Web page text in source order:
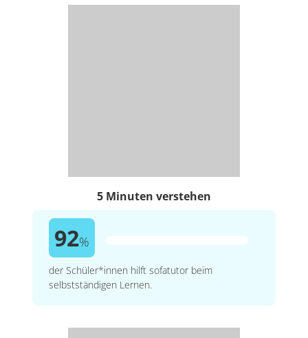
5 Minuten verstehen
92%
der Schüler*innen hilft sofatutor beim
selbstständigen Lernen.